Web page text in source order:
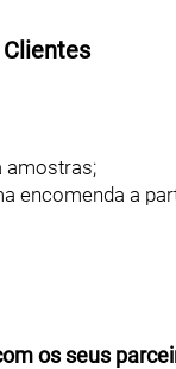
amostras;
encomenda a
os seus